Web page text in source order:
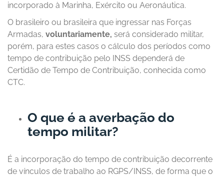
incorporado à Marinha, Exército ou Aeronáutica.
O brasileiro ou brasileira que ingressar nas Forças
Armadas, voluntariamente, será considerado militar,
porém, para estes casos o cálculo dos períodos como
tempo de contribuição pelo INSS dependerá de
Certidão de Tempo de Contribuição, conhecida como
CTC.
O que é a averbação do
tempo militar?
É a incorporação do tempo de contribuição decorrente
de vínculos de trabalho ao RGPS/INSS, de forma que o